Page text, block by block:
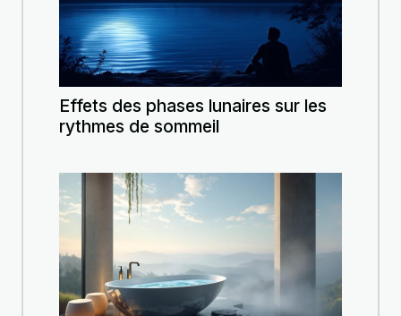
Effets des phases lunaires sur les
rythmes de sommeil